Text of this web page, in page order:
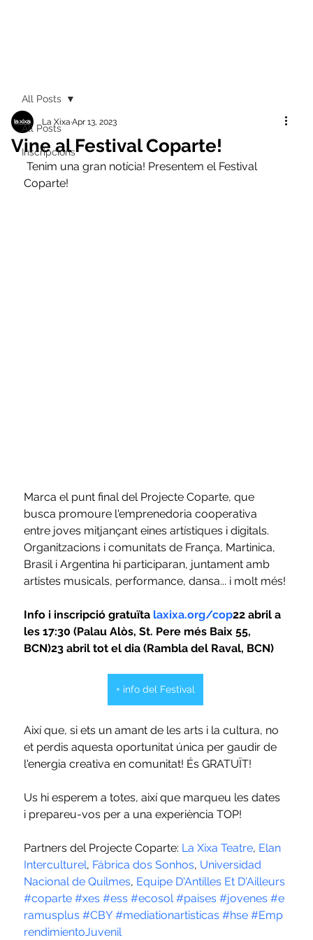
All Posts
Inscripcions
All Posts
Vine al Festival Coparte!
La XixaApr 13, 2023
Tenim una gran notícia! Presentem el Festival
Coparte!
Marca el punt final del Projecte Coparte, que
busca promoure l'emprenedoria cooperativa
entre joves mitjançant eines artístiques i digitals.
Organitzacions i comunitats de França, Martinica,
Brasil i Argentina hi participaran, juntament amb
artistes musicals, performance, dansa... i molt més!
Info i inscripció gratuïta laxixa.org/cop22 abril a
les 17:30 (Palau Alòs, St. Pere més Baix 55,
BCN)23 abril tot el dia (Rambla del Raval, BCN)
+ info del Festival
Així que, si ets un amant de les arts i la cultura, no
et perdis aquesta oportunitat única per gaudir de
l'energia creativa en comunitat! És GRATUÏT!
Us hi esperem a totes, així que marqueu les dates
i prepareu-vos per a una experiència TOP!
Partners del Projecte Coparte: La Xixa Teatre, Elan
Interculturel, Fábrica dos Sonhos, Universidad
Nacional de Quilmes, Equipe D'Antilles Et D'Ailleurs
#coparte #xes #ess #ecosol #paises #jovenes #e
ramusplus #CBY #mediationartisticas #hse #Emp
rendimientoJuvenil